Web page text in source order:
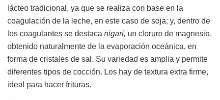
lácteo tradicional, ya que se realiza con base en la
coagulación de la leche, en este caso de soja; y, dentro de
los coagulantes se destaca nigari, un cloruro de magnesio,
obtenido naturalmente de la evaporación oceánica, en
forma de cristales de sal. Su variedad es amplia y permite
diferentes tipos de cocción. Los hay de textura extra firme,
ideal para hacer frituras.